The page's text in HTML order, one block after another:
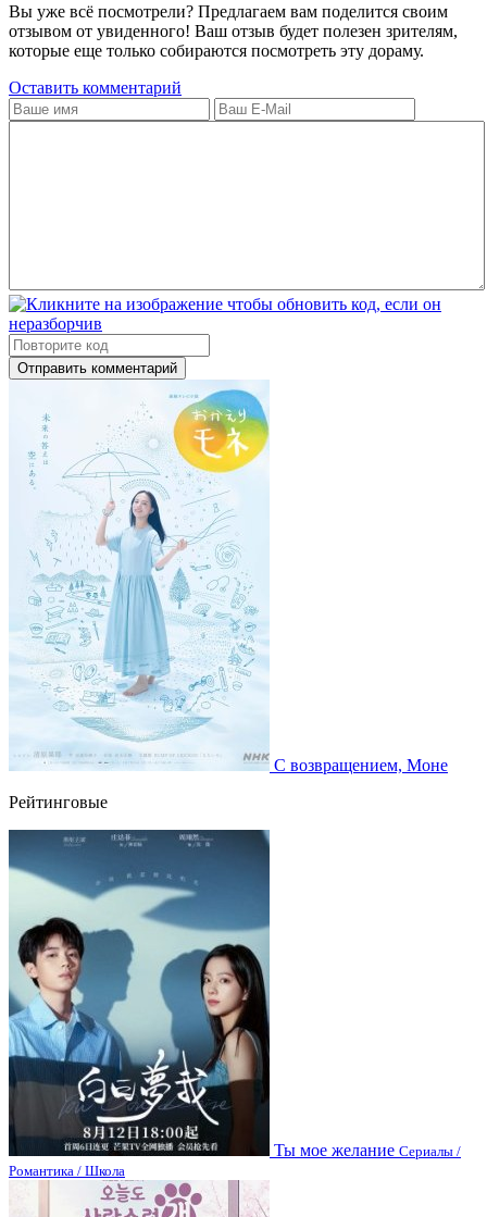
Вы уже всё посмотрели? Предлагаем вам поделится своим
отзывом от увиденного! Ваш отзыв будет полезен зрителям,
которые еще только собираются посмотреть эту дораму.
Оставить комментарий
Отправить комментарий
С возвращением, Моне
Рейтинговые
Ты мое желание Сериалы /
Романтика / Школа